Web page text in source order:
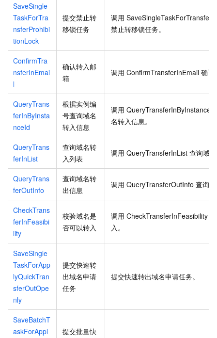
SaveSingle
TaskForTra
nsferProhibi
tionLock
提交禁止转
移锁任务
调用
禁止转移锁任务。
ConfirmTra
nsferInEmai
l
确认转入邮
箱
调用 ConfirmTransferInEmail 确认
QueryTrans
ferInByInsta
nceId
根据实例编
号查询域名
转入信息
调用 QueryTransferInByInstanceId
名转入信息。
QueryTrans
ferInList
查询域名转
入列表
调用 QueryTransferInList 查询域
QueryTrans
ferOutInfo
查询域名转
出信息
调用 QueryTransferOutInfo 查询
CheckTrans
ferInFeasibi
lity
校验域名是
否可以转入
调用 CheckTransferInFeasibility
入。
SaveSingle
TaskForApp
lyQuickTran
sferOutOpe
nly
提交快速转
出域名申请
任务
提交快速转出域名申请任务。
SaveBatchT
askForAppl
提交批量快